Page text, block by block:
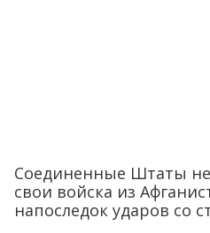
Соединенные Штаты
свои войска из
напоследок ударов со